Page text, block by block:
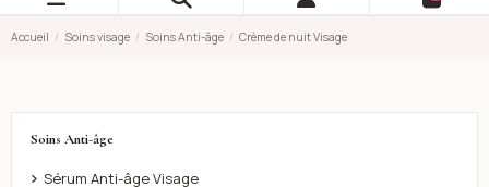
Accueil Soins visage Soins Anti-âge Crème de nuit Visage
Soins Anti-âge
Sérum Anti-âge Visage